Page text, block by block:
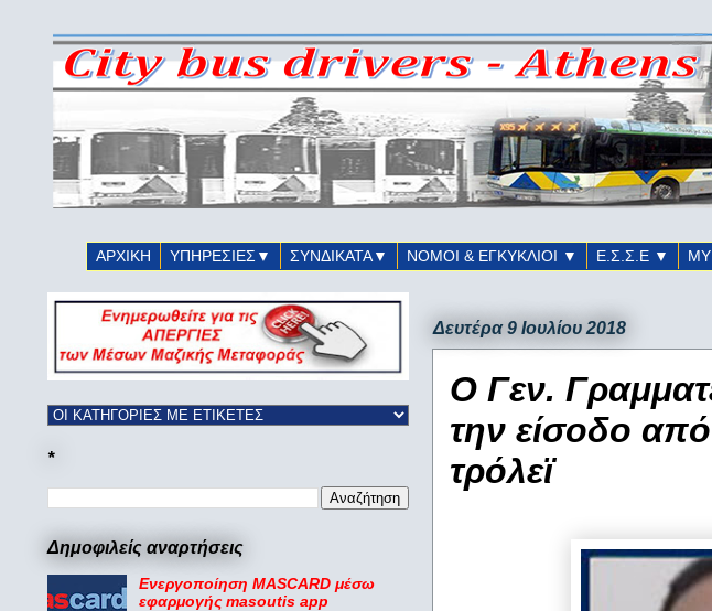
ΑΡΧΙΚΗ ΥΠΗΡΕΣΙΕΣ▼ ΣΥΝΔΙΚΑΤΑ▼ ΝΟΜΟΙ & ΕΓΚΥΚΛΙΟΙ ▼ Ε.Σ.Σ.Ε ▼ ΜΥ
Δευτέρα 9 Ιουλίου 2018
Ο Γεν.
την είσοδο
τρόλεϊ
*
Δημοφιλείς αναρτήσεις
Ενεργοποίηση MASCARD μέσω
εφαρμογής masoutis app